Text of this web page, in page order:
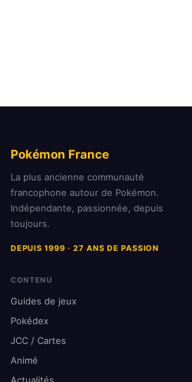
Pokémon France
La plus ancienne communauté
francophone autour de Pokémon.
Indépendante, passionnée, depuis
toujours.
DEPUIS 1999 · 27 ANS DE PASSION
CONTENU
Guides de jeux
Pokédex
JCC / Cartes
Animé